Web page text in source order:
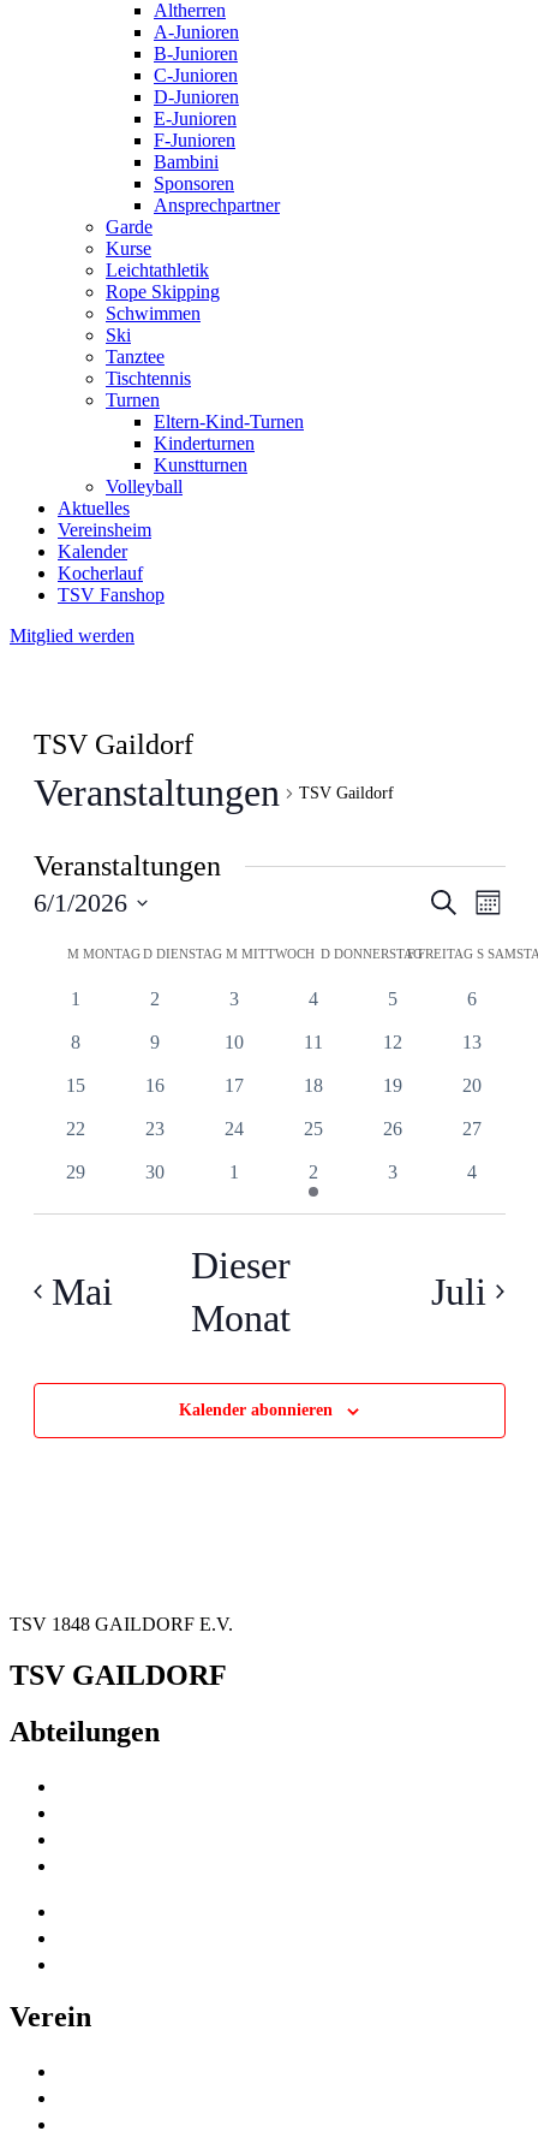
Altherren
A-Junioren
B-Junioren
C-Junioren
D-Junioren
E-Junioren
F-Junioren
Bambini
Sponsoren
Ansprechpartner
Garde
Kurse
Leichtathletik
Rope Skipping
Schwimmen
Ski
Tanztee
Tischtennis
Turnen
Eltern-Kind-Turnen
Kinderturnen
Kunstturnen
Volleyball
Aktuelles
Vereinsheim
Kalender
Kocherlauf
TSV Fanshop
Mitglied werden
TSV Gaildorf
Veranstaltungen TSV Gaildorf
Veranstaltungen
und
Suche
Monat
6/1/2026
wählen.
Kalender
von
M MONTAGD DIENSTAG MMITTWOCH D DONNERSTAG
FFREITAG S
01
0
2
0
3
0
4
0
5
0
6
0
8
0
9
010
011
012
013
015
016
017
018
019
0
20
0
22
0
23
0
24
0
25
0
26
0
27
0
29
0
30
0
Veranstaltungen
1
1
Veranstaltung
2
0
3
0
4
Mai
Dieser
Monat
Juli
Kalender abonnieren
TSV 1848 GAILDORF E.V.
TSV GAILDORF
Abteilungen
Verein